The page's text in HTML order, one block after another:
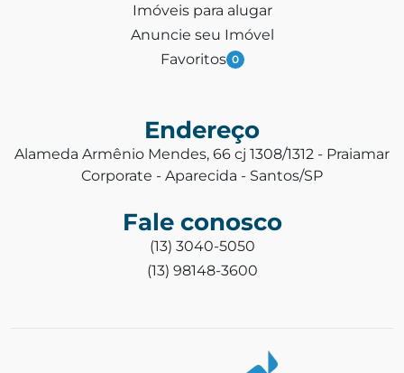
Imóveis para alugar
Anuncie seu Imóvel
Favoritos 0
Endereço
Alameda Armênio Mendes, 66 cj 1308/1312 - Praiamar
Corporate - Aparecida - Santos/SP
Fale conosco
(13) 3040-5050
(13) 98148-3600